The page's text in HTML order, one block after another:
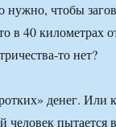
нужно, чтобы
в 40 километрах
то нет?